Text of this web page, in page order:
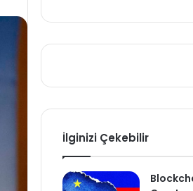
İlginizi Çekebilir